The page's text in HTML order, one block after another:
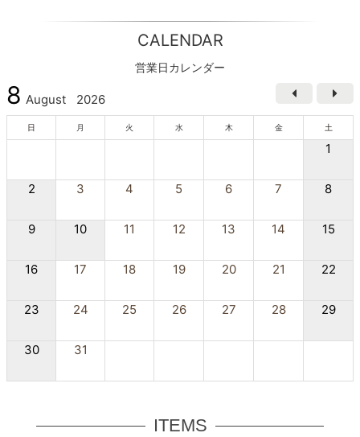
CALENDAR
営業日カレンダー
8 August 2026
日 月 火 水 木 金 土
1
2 3 4 5 6 7 8
9 10 11 12 13 14 15
16 17 18 19 20 21 22
23 24 25 26 27 28 29
30 31
ITEMS